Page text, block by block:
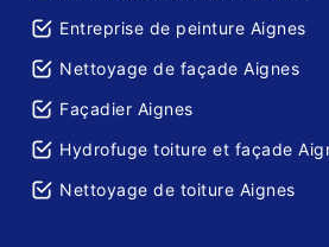
Entreprise de peinture Aignes
Nettoyage de façade Aignes
Façadier Aignes
Hydrofuge toiture et façade
Nettoyage de toiture Aignes